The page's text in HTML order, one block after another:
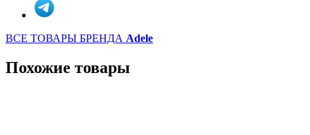
ВСЕ ТОВАРЫ БРЕНДА Adele
Похожие товары